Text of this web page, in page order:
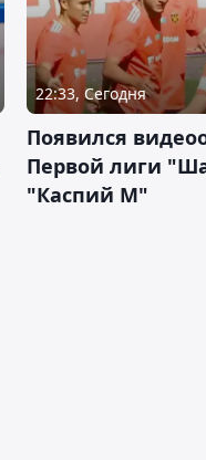
22:33, Сегодня
Появился
Первой лиги
"Каспий М"